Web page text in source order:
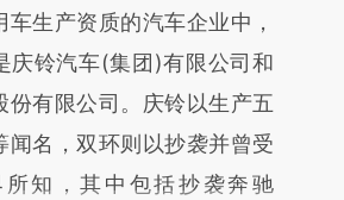
生产资质的汽车企业中，
庆铃汽车(集团)有限公司和
份有限公司。庆铃以生产五
闻名，双环则以抄袭并曾受
知，其中包括抄袭奔驰